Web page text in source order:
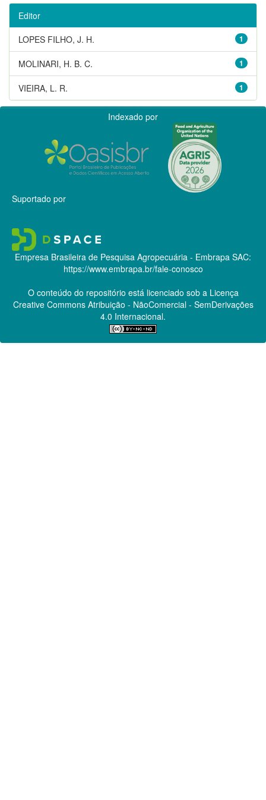
Editor
1
LOPES FILHO, J. H.
1
MOLINARI, H. B. C.
1
VIEIRA, L. R.
Indexado por
Suportado por
Empresa Brasileira de Pesquisa Agropecuária - Embrapa SAC:
https://www.embrapa.br/fale-conosco
O conteúdo do repositório está licenciado sob a Licença
Creative CommonsAtribuição - NãoComercial - SemDerivações
4.0 Internacional.